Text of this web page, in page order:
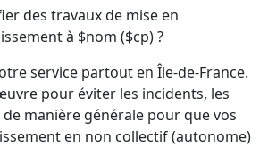
des travaux de mise en
à $nom ($cp) ?
service partout en Île-de-France.
pour éviter les incidents, les
manière générale pour que vos
en non collectif (autonome)